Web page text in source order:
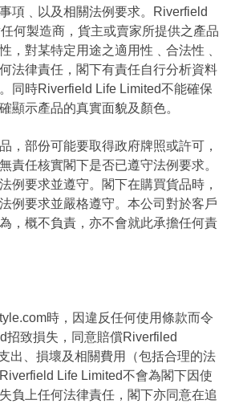
項﹑以及相關法例要求。Riverfield
何製造商，貨主或賣家所提供之產品
，對某特定用途之適用性﹑合法性﹑
法律責任，閣下有責任自行分析資料
同時Riverfield Life Limited不能確保
顯示產品的真實面貌及顏色。
，部份可能要取得政府牌照或許可，
責任核實閣下是否已遵守法例要求。
例要求並遵守。閣下在購買貨品時，
例要求並嚴格遵守。本公司對於客戶
，概不負責，亦不會就此承擔任何責
時，因違反任何使用條款而令
招致損失，同意賠償Riverfiled
出、損壞及相關費用（包括合理的法
Life Limited不會為閣下因使
負上任何法律責任，閣下亦同意在追